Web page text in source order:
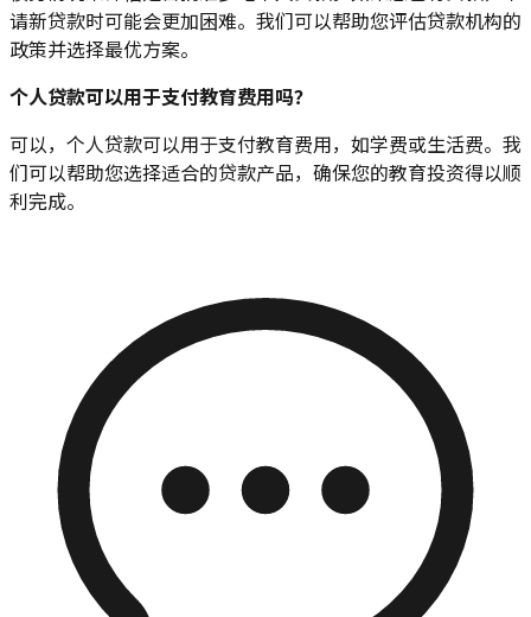
请新贷款时可能会更加困难。我们可以帮助您评估贷款机构的
政策并选择最优方案。
个人贷款可以用于支付教育费用吗？
可以，个人贷款可以用于支付教育费用，如学费或生活费。我
们可以帮助您选择适合的贷款产品，确保您的教育投资得以顺
利完成。